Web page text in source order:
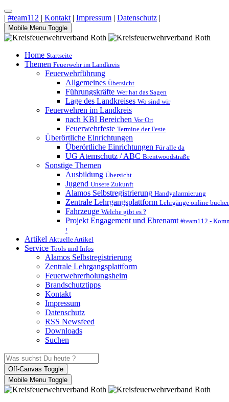
| #team112 | Kontakt | Impressum | Datenschutz |
Mobile Menu Toggle
Home Startseite
Themen Feuerwehr im Landkreis
Feuerwehrführung
Allgemeines Übersicht
Führungskräfte Wer hat das Sagen
Lage des Landkreises Wo sind wir
Feuerwehren im Landkreis
nach KBI Bereichen Vor Ort
Feuerwehrfeste Termine der Feste
Überörtliche Einrichtungen
Überörtliche Einrichtungen Für alle da
UG Atemschutz / ABC Brentwoodstraße
Sonstige Themen
Ausbildung Übersicht
Jugend Unsere Zukunft
Alamos Selbstregistrierung Handyalarmierung
Zentrale Lehrgangsplattform Lehrgänge online
Fahrzeuge Welche gibt es ?
Projekt Engagement und Ehrenamt #team112 -
!
Artikel Aktuelle Artikel
Service Tools und Infos
Alamos Selbstregistrierung
Zentrale Lehrgangsplattform
Feuerwehrerholungsheim
Brandschutztipps
Kontakt
Impressum
Datenschutz
RSS Newsfeed
Downloads
Suchen
Off-Canvas Toggle
Mobile Menu Toggle